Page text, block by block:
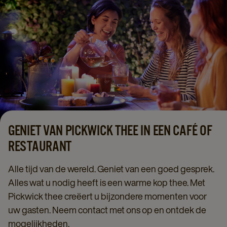
GENIET VAN PICKWICK THEE IN EEN CAFÉ OF
RESTAURANT
Alle tijd van de wereld. Geniet van een goed gesprek.
Alles wat u nodig heeft is een warme kop thee. Met
Pickwick thee creëert u bijzondere momenten voor
uw gasten. Neem contact met ons op en ontdek de
mogelijkheden.